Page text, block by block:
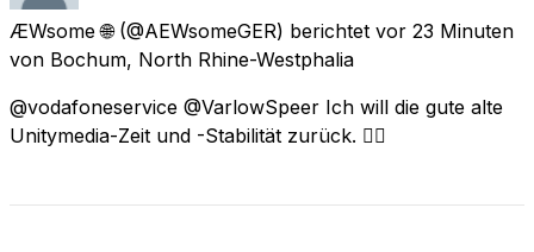
ÆWsome 🌐 (@AEWsomeGER) berichtet vor 23 Minuten
von Bochum, North Rhine-Westphalia
@vodafoneservice @VarlowSpeer Ich will die gute alte
Unitymedia-Zeit und -Stabilität zurück. 😵‍💫